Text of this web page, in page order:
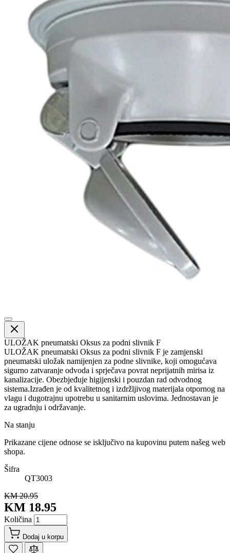
ULOŽAK pneumatski Oksus za podni slivnik F
ULOŽAK pneumatski Oksus za podni slivnik F je zamjenski
pneumatski uložak namijenjen za podne slivnike, koji omogućava
sigurno zatvaranje odvoda i sprječava povrat neprijatnih mirisa iz
kanalizacije. Obezbjeđuje higijenski i pouzdan rad odvodnog
sistema.Izrađen je od kvalitetnog i izdržljivog materijala otpornog na
vlagu i dugotrajnu upotrebu u sanitarnim uslovima. Jednostavan je
za ugradnju i održavanje.
Na stanju
Prikazane cijene odnose se isključivo na kupovinu putem našeg web
shopa.
Šifra
QT3003
KM 20.95
KM 18.95
Količina
Dodaj u korpu